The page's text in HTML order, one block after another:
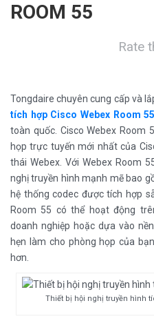
ROOM 55
Rate
Tongdaire chuyên cung cấp và
tích hợp Cisco Webex Room 55
toàn quốc. Cisco Webex
họp trực tuyến mới nhất của
thái Webex. Với Webex Room
nghị truyền hình mạnh mẽ bao
hệ thống codec được tích hợp
Room 55 có thể hoạt động
doanh nghiệp hoặc dựa vào
hẹn làm cho phòng họp của
hơn.
Thiết bị hội nghị truyền hình